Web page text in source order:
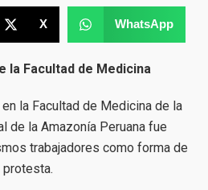
X WhatsApp
la Facultad de Medicina
la Facultad de Medicina de la
de la Amazonía Peruana fue
trabajadores como forma de
protesta.